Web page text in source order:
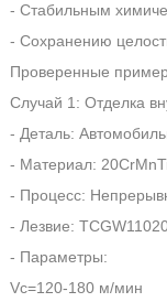
- Стабильным
- Сохранению
Проверенные
Случай 1: Отделка
- Деталь:
- Материал:
- Процесс:
- Лезвие:
- Параметры:
Vc=120-180 м/мин